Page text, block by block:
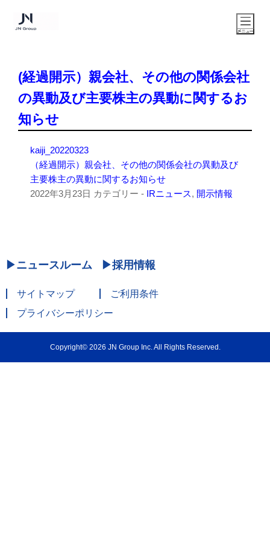
(経過開示）親会社、その他の関係会社
の異動及び主要株主の異動に関するお
知らせ
kaiji_20220323
（経過開示）親会社、その他の関係会社の異動及び
主要株主の異動に関するお知らせ
2022年3月23日 カテゴリー - IRニュース, 開示情報
ニュースルーム 採用情報
サイトマップ
ご利用条件
プライバシーポリシー
Copyright© 2026 JN Group Inc. All Rights Reserved.